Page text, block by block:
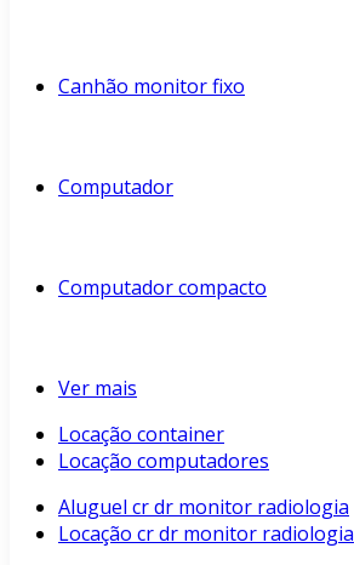
Canhão monitor fixo
Computador
Computador compacto
Ver mais
Locação container
Locação computadores
Aluguel cr dr monitor radiologia
Locação cr dr monitor radiologia